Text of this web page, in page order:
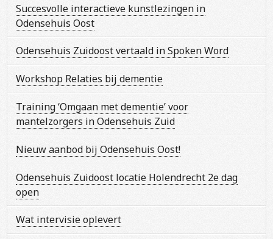
Succesvolle interactieve kunstlezingen in
Odensehuis Oost
Odensehuis Zuidoost vertaald in Spoken Word
Workshop Relaties bij dementie
Training ‘Omgaan met dementie’ voor
mantelzorgers in Odensehuis Zuid
Nieuw aanbod bij Odensehuis Oost!
Odensehuis Zuidoost locatie Holendrecht 2e dag
open
Wat intervisie oplevert